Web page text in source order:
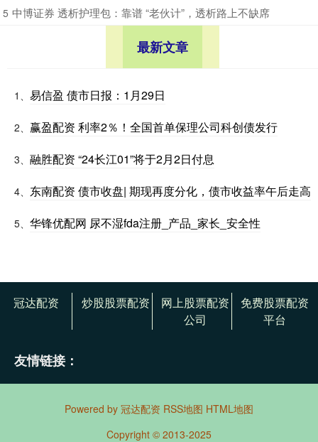
5 ​中博证券 透析护理包：靠谱 “老伙计”，透析路上不缺席
最新文章
1、 易信盈 债市日报：1月29日
2、 赢盈配资 利率2％！全国首单保理公司科创债发行
3、 融胜配资 “24长江01”将于2月2日付息
4、 东南配资 债市收盘| 期现再度分化，债市收益率午后走高
5、 华锋优配网 尿不湿fda注册_产品_家长_安全性
冠达配资 炒股股票配资
网上股票配资
公司
免费股票配资
平台
友情链接：
Powered by 冠达配资 RSS地图 HTML地图
Copyright © 2013-2025